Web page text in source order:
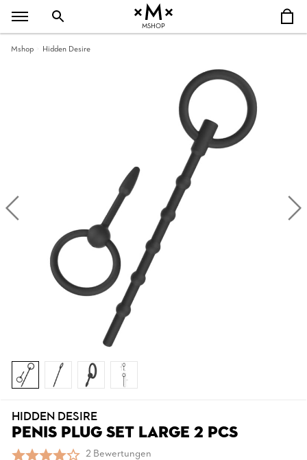
MSHOP
Mshop Hidden Desire
HIDDEN DESIRE
PENIS PLUG SET LARGE 2 PCS
2 Bewertungen